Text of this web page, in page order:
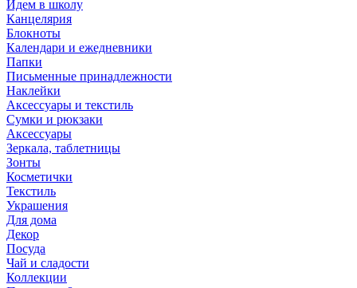
Идем в школу
Канцелярия
Блокноты
Календари и ежедневники
Папки
Письменные принадлежности
Наклейки
Аксессуары и текстиль
Сумки и рюкзаки
Аксессуары
Зеркала, таблетницы
Зонты
Косметички
Текстиль
Украшения
Для дома
Декор
Посуда
Чай и сладости
Коллекции